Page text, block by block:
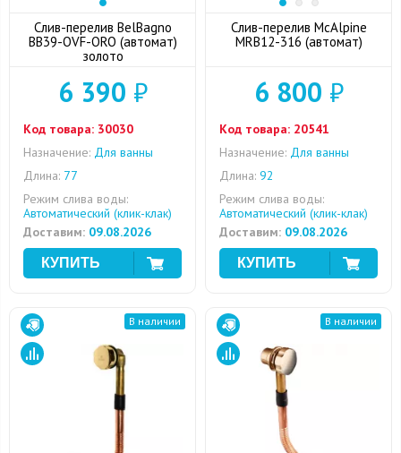
Слив-перелив BelBagno
BB39-OVF-ORO (автомат)
золото
6 390 ₽
Код товара: 30030
Назначение: Для ванны
Длина: 77
Режим слива воды:
Автоматический (клик-клак)
Доставим: 09.08.2026
Слив-перелив McAlpine
MRB12-316 (автомат)
6 800 ₽
Код товара: 20541
Назначение: Для ванны
Длина: 92
Режим слива воды:
Автоматический (клик-клак)
Доставим: 09.08.2026
В наличии В наличии